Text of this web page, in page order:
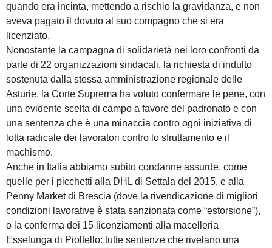
quando era incinta, mettendo a rischio la gravidanza, e non
aveva pagato il dovuto al suo compagno che si era
licenziato.
Nonostante la campagna di solidarietà nei loro confronti da
parte di 22 organizzazioni sindacali, la richiesta di indulto
sostenuta dalla stessa amministrazione regionale delle
Asturie, la Corte Suprema ha voluto confermare le pene, con
una evidente scelta di campo a favore del padronato e con
una sentenza che è una minaccia contro ogni iniziativa di
lotta radicale dei lavoratori contro lo sfruttamento e il
machismo.
Anche in Italia abbiamo subito condanne assurde, come
quelle per i picchetti alla DHL di Settala del 2015, e alla
Penny Market di Brescia (dove la rivendicazione di migliori
condizioni lavorative è stata sanzionata come “estorsione”),
o la conferma dei 15 licenziamenti alla macelleria
Esselunga di Pioltello: tutte sentenze che rivelano una